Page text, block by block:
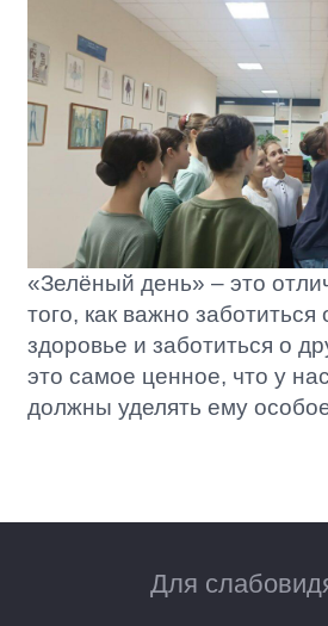
«Зелёный день» – это
того, как важно заботиться
здоровье и заботиться о
это самое ценное, что у
должны уделять ему
Для